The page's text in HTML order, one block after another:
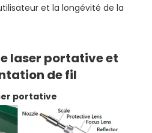
et la longévité de la
laser portative et
de fil
portative